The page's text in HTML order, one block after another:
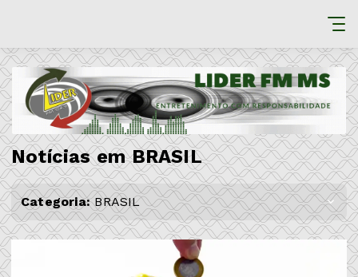
Notícias em BRASIL
Categoria: BRASIL